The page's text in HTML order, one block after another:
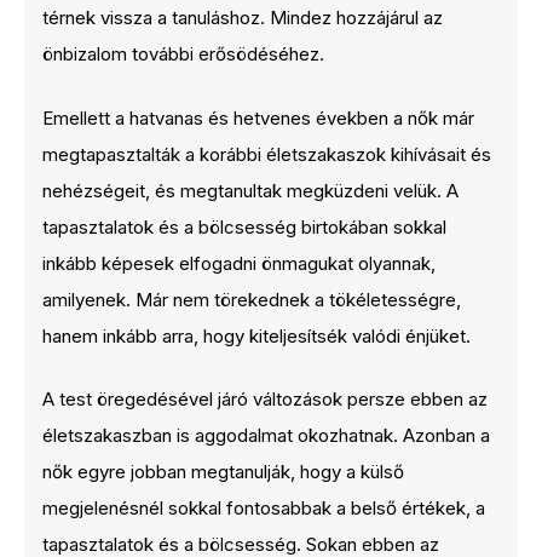
térnek vissza a tanuláshoz. Mindez hozzájárul az
önbizalom további erősödéséhez.
Emellett a hatvanas és hetvenes években a nők már
megtapasztalták a korábbi életszakaszok kihívásait és
nehézségeit, és megtanultak megküzdeni velük. A
tapasztalatok és a bölcsesség birtokában sokkal
inkább képesek elfogadni önmagukat olyannak,
amilyenek. Már nem törekednek a tökéletességre,
hanem inkább arra, hogy kiteljesítsék valódi énjüket.
A test öregedésével járó változások persze ebben az
életszakaszban is aggodalmat okozhatnak. Azonban a
nők egyre jobban megtanulják, hogy a külső
megjelenésnél sokkal fontosabbak a belső értékek, a
tapasztalatok és a bölcsesség. Sokan ebben az